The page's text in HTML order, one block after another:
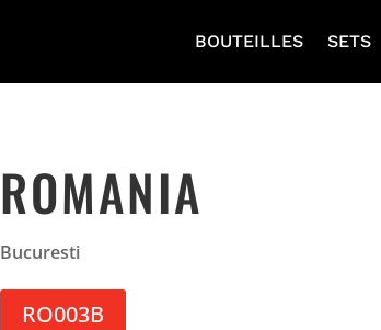
BOUTEILLES SETS
ROMANIA
Bucuresti
RO003B